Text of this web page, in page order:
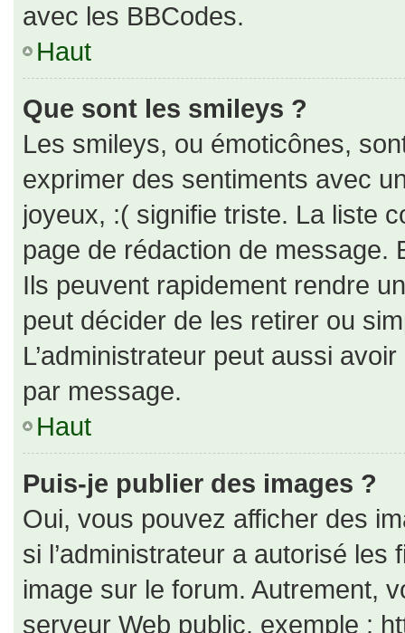
avec les BBCodes.
Haut
Que sont les smileys ?
Les smileys, ou émoticônes,
exprimer des sentiments avec
joyeux, :( signifie triste. La liste
page de rédaction de message.
Ils peuvent rapidement rendre
peut décider de les retirer ou
L’administrateur peut aussi
par message.
Haut
Puis-je publier des images ?
Oui, vous pouvez afficher des
si l’administrateur a autorisé
image sur le forum. Autrement,
serveur Web public, exemple :